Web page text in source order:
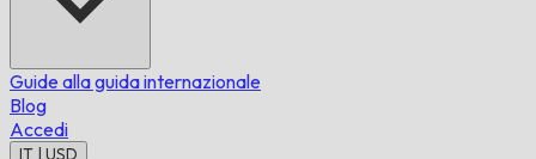
Guide alla guida internazionale
Blog
Accedi
IT | USD